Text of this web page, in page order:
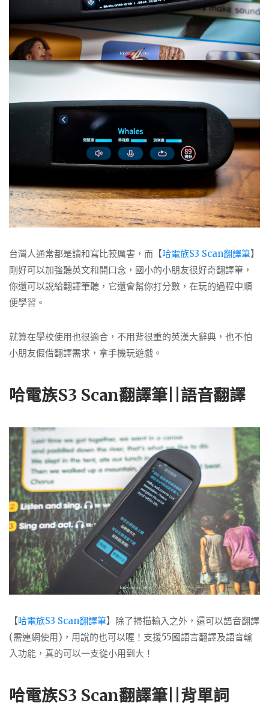
台灣人通常都是讀和寫比較厲害，而【哈電族S3 Scan翻譯筆】
剛好可以加強聽英文和開口念，國小的小朋友很好奇翻譯筆，
你還可以說給翻譯筆聽，它還會幫你打分數，在玩的過程中順
便學習。
就算在學校使用也很適合，不用背很重的英漢大辭典，也不怕
小朋友假借翻譯需求，拿手機玩遊戲。
哈電族S3 Scan翻譯筆||語音翻譯
【哈電族S3 Scan翻譯筆】除了掃描輸入之外，還可以語音翻譯
(需連網使用)，用說的也可以喔！支援55國語言翻譯及語音輸
入功能，真的可以一支從小用到大！
哈電族S3 Scan翻譯筆||背單詞